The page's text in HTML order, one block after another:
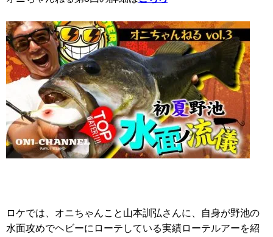
ロケでは、オニちゃんこと山本訓弘さんに、自身が野池の
水面攻めでヘビーにローテしている実績ローテルアーを紹